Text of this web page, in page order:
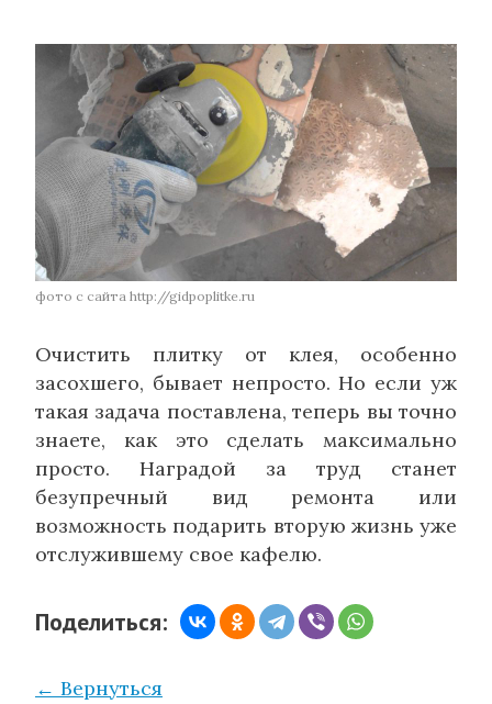
фото с сайта http://gidpoplitke.ru
Очистить плитку от клея, особенно
засохшего, бывает непросто. Но если уж
такая задача поставлена, теперь вы точно
знаете, как это сделать максимально
просто. Наградой за труд станет
безупречный вид ремонта или
возможность подарить вторую жизнь уже
отслужившему свое кафелю.
Поделиться:
← Вернуться